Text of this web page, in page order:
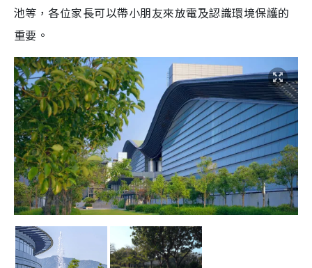
池等，各位家長可以帶小朋友來放電及認識環境保護的
重要。